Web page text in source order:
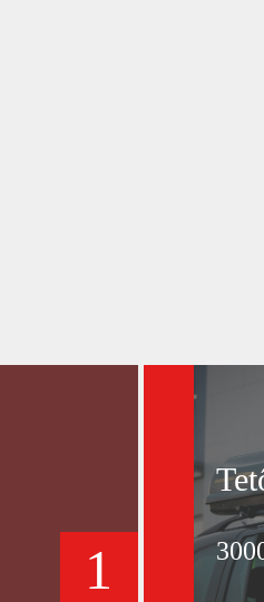
1